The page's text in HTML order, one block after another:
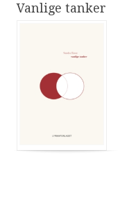
Vanlige tanker